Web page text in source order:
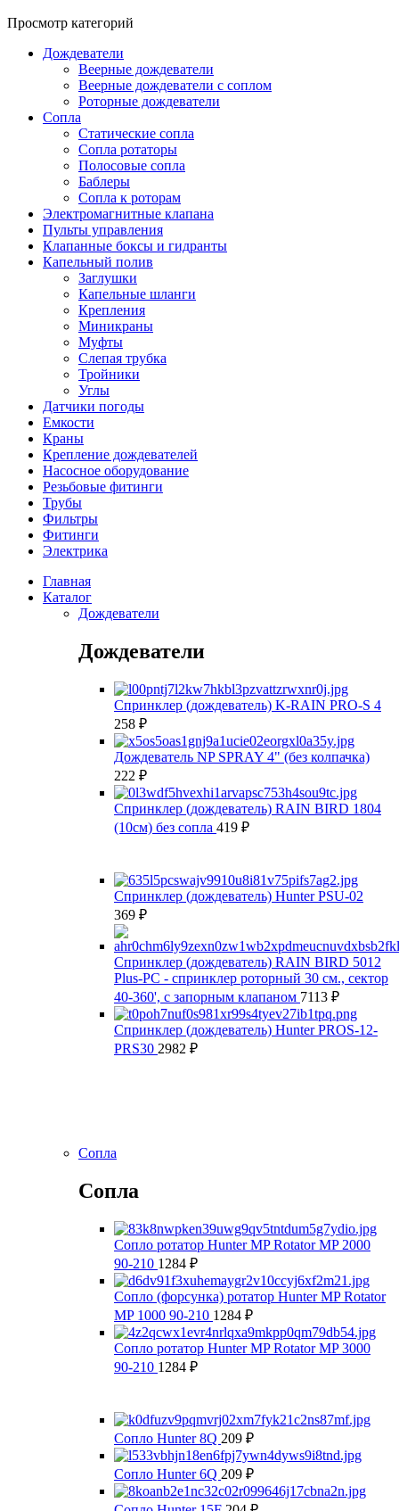
Просмотр категорий
Дождеватели
Веерные дождеватели
Веерные дождеватели с соплом
Роторные дождеватели
Сопла
Статические сопла
Сопла ротаторы
Полосовые сопла
Баблеры
Сопла к роторам
Электромагнитные клапана
Пульты управления
Клапанные боксы и гидранты
Капельный полив
Заглушки
Капельные шланги
Крепления
Миникраны
Муфты
Слепая трубка
Тройники
Углы
Датчики погоды
Емкости
Краны
Крепление дождевателей
Насосное оборудование
Резьбовые фитинги
Трубы
Фильтры
Фитинги
Электрика
Главная
Каталог
Дождеватели
Дождеватели
Спринклер (дождеватель) K-RAIN PRO-S 4
258 ₽
Дождеватель NP SPRAY 4" (без колпачка)
222 ₽
Спринклер (дождеватель) RAIN BIRD 1804
(10см) без сопла 419 ₽
Спринклер (дождеватель) Hunter PSU-02
369 ₽
Спринклер (дождеватель) RAIN BIRD 5012
Plus-PC - спринклер роторный 30 см., сектор
40-360', с запорным клапаном 7113 ₽
Спринклер (дождеватель) Hunter PROS-12-
PRS30 2982 ₽
Сопла
Сопла
Сопло ротатор Hunter MP Rotator MP 2000
90-210 1284 ₽
Сопло (форсунка) ротатор Hunter MP Rotator
MP 1000 90-210 1284 ₽
Сопло ротатор Hunter MP Rotator MP 3000
90-210 1284 ₽
Сопло Hunter 8Q 209 ₽
Сопло Hunter 6Q 209 ₽